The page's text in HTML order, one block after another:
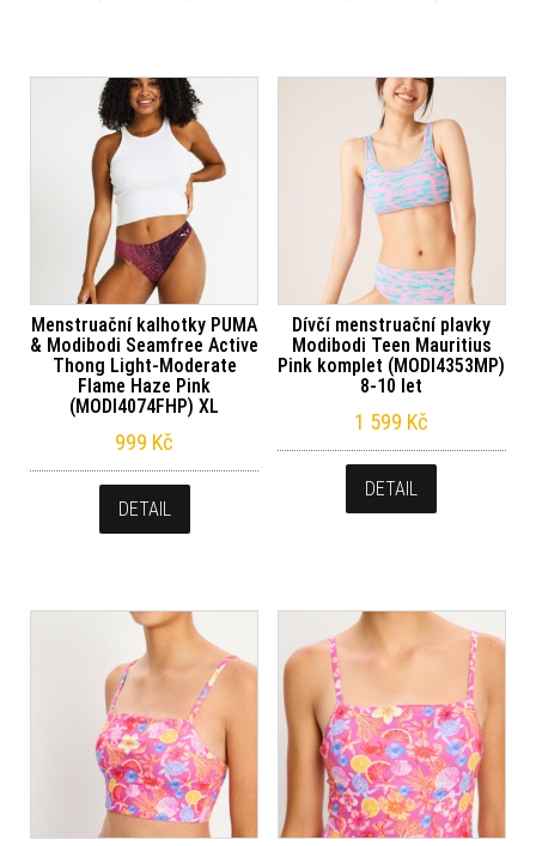
Menstruační kalhotky PUMA
& Modibodi Seamfree Active
Thong Light-Moderate
Flame Haze Pink
(MODI4074FHP) XL
999 Kč
DETAIL
Dívčí menstruační plavky
Modibodi Teen Mauritius
Pink komplet (MODI4353MP)
8-10 let
1 599 Kč
DETAIL